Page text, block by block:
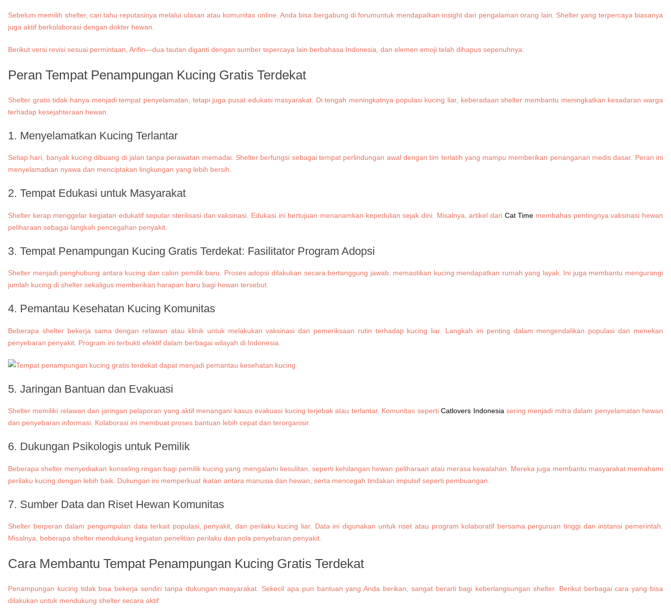
Sebelum memilih shelter, cari tahu reputasinya melalui ulasan atau komunitas online. Anda bisa bergabung di forumuntuk mendapatkan insight dari pengalaman orang lain. Shelter yang terpercaya biasanya
juga aktif berkolaborasi dengan dokter hewan.
Berikut versi revisi sesuai permintaan, Arifin—dua tautan diganti dengan sumber tepercaya lain berbahasa Indonesia, dan elemen emoji telah dihapus sepenuhnya:
Peran Tempat Penampungan Kucing Gratis Terdekat
Shelter gratis tidak hanya menjadi tempat penyelamatan, tetapi juga pusat edukasi masyarakat. Di tengah meningkatnya populasi kucing liar, keberadaan shelter membantu meningkatkan kesadaran warga
terhadap kesejahteraan hewan.
1. Menyelamatkan Kucing Terlantar
Setiap hari, banyak kucing dibuang di jalan tanpa perawatan memadai. Shelter berfungsi sebagai tempat perlindungan awal dengan tim terlatih yang mampu memberikan penanganan medis dasar. Peran ini
menyelamatkan nyawa dan menciptakan lingkungan yang lebih bersih.
2. Tempat Edukasi untuk Masyarakat
Shelter kerap menggelar kegiatan edukatif seputar sterilisasi dan vaksinasi. Edukasi ini bertujuan menanamkan kepedulian sejak dini. Misalnya, artikel dari Cat Time membahas pentingnya vaksinasi hewan
peliharaan sebagai langkah pencegahan penyakit.
3. Tempat Penampungan Kucing Gratis Terdekat: Fasilitator Program Adopsi
Shelter menjadi penghubung antara kucing dan calon pemilik baru. Proses adopsi dilakukan secara bertanggung jawab, memastikan kucing mendapatkan rumah yang layak. Ini juga membantu mengurangi
jumlah kucing di shelter sekaligus memberikan harapan baru bagi hewan tersebut.
4. Pemantau Kesehatan Kucing Komunitas
Beberapa shelter bekerja sama dengan relawan atau klinik untuk melakukan vaksinasi dan pemeriksaan rutin terhadap kucing liar. Langkah ini penting dalam mengendalikan populasi dan menekan
penyebaran penyakit. Program ini terbukti efektif dalam berbagai wilayah di Indonesia.
5. Jaringan Bantuan dan Evakuasi
Shelter memiliki relawan dan jaringan pelaporan yang aktif menangani kasus evakuasi kucing terjebak atau terlantar. Komunitas seperti Catlovers Indonesia sering menjadi mitra dalam penyelamatan hewan
dan penyebaran informasi. Kolaborasi ini membuat proses bantuan lebih cepat dan terorganisir.
6. Dukungan Psikologis untuk Pemilik
Beberapa shelter menyediakan konseling ringan bagi pemilik kucing yang mengalami kesulitan, seperti kehilangan hewan peliharaan atau merasa kewalahan. Mereka juga membantu masyarakat memahami
perilaku kucing dengan lebih baik. Dukungan ini memperkuat ikatan antara manusia dan hewan, serta mencegah tindakan impulsif seperti pembuangan.
7. Sumber Data dan Riset Hewan Komunitas
Shelter berperan dalam pengumpulan data terkait populasi, penyakit, dan perilaku kucing liar. Data ini digunakan untuk riset atau program kolaboratif bersama perguruan tinggi dan instansi pemerintah.
Misalnya, beberapa shelter mendukung kegiatan penelitian perilaku dan pola penyebaran penyakit.
Cara Membantu Tempat Penampungan Kucing Gratis Terdekat
Penampungan kucing tidak bisa bekerja sendiri tanpa dukungan masyarakat. Sekecil apa pun bantuan yang Anda berikan, sangat berarti bagi keberlangsungan shelter. Berikut berbagai cara yang bisa
dilakukan untuk mendukung shelter secara aktif: